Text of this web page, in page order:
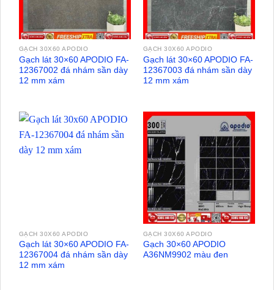
GẠCH 30X60 APODIO
Gạch lát 30×60 APODIO FA-
12367002 đá nhám sần dày
12 mm xám
GẠCH 30X60 APODIO
Gạch lát 30×60 APODIO FA-
12367003 đá nhám sần dày
12 mm xám
GẠCH 30X60 APODIO
Gạch lát 30×60 APODIO FA-
12367004 đá nhám sần dày
12 mm xám
GẠCH 30X60 APODIO
Gạch 30×60 APODIO
A36NM9902 màu đen